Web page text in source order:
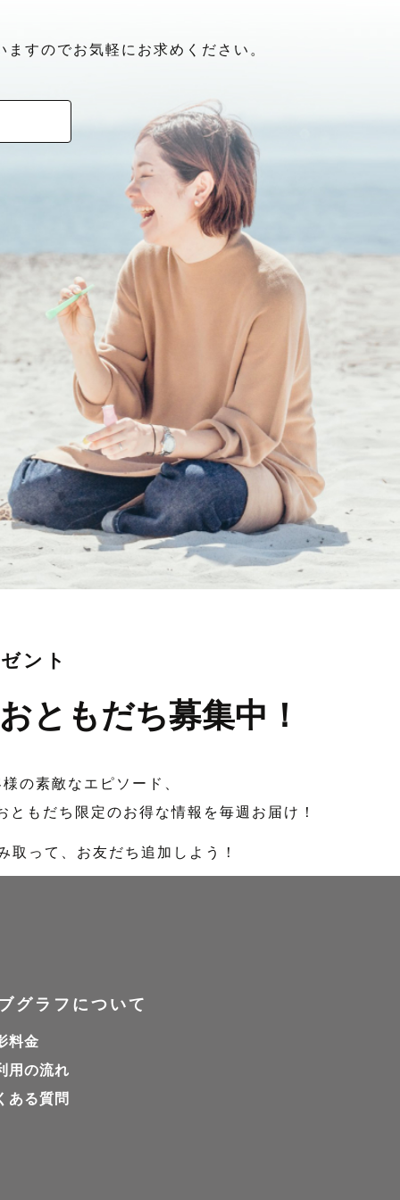
すのでお気軽にお求めください。
ント
おともだち募集中！
の素敵なエピソード、
ともだち限定のお得な情報を毎週お届け！
取って、お友だち追加しよう！
グラフについて
料金
用の流れ
ある質問